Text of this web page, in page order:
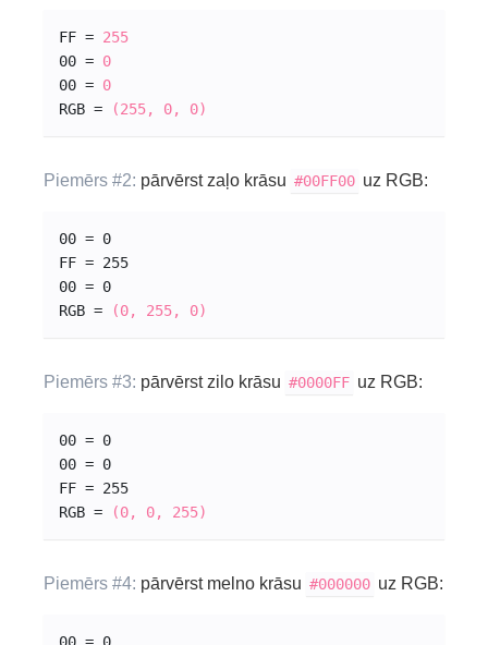
FF = 255
00 = 0
00 = 0
RGB =
(255, 0, 0)
Piemērs #2: pārvērst zaļo krāsu #00FF00 uz RGB:
00 = 0
FF = 255
00 = 0
RGB =
(0, 255, 0)
Piemērs #3: pārvērst zilo krāsu #0000FF uz RGB:
00 = 0
00 = 0
FF = 255
RGB =
(0, 0, 255)
Piemērs #4: pārvērst melno krāsu #000000 uz RGB: